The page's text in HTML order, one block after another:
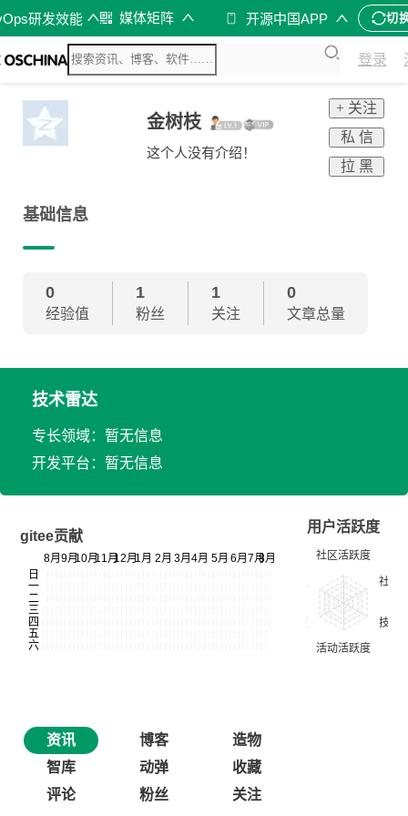
研发效能 媒体矩阵 开源中国APP 切
登录
金树枝
这个人没有介绍！
+ 关注
私 信
拉 黑
基础信息
0
经验值
1
粉丝
1
关注
0
文章总量
技术雷达
专长领域：暂无信息
开发平台：暂无信息
gitee贡献
用户活跃度
资讯 博客
造物
智库
动弹
收藏
评论
粉丝 关注